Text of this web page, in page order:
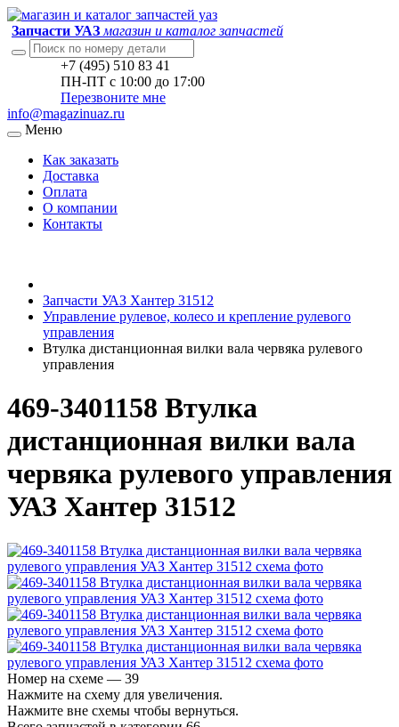
Запчасти УАЗ магазин и каталог запчастей
+7 (495) 510 83 41
ПН-ПТ с 10:00 до 17:00
Перезвоните мне
info@magazinuaz.ru
Меню
Как заказать
Доставка
Оплата
О компании
Контакты
Запчасти УАЗ Хантер 31512
Управление рулевое, колесо и крепление рулевого
управления
Втулка дистанционная вилки вала червяка рулевого
управления
469-3401158 Втулка
дистанционная вилки вала
червяка рулевого управления
УАЗ Хантер 31512
Номер на схеме — 39
Нажмите на схему для увеличения.
Нажмите вне схемы чтобы вернуться.